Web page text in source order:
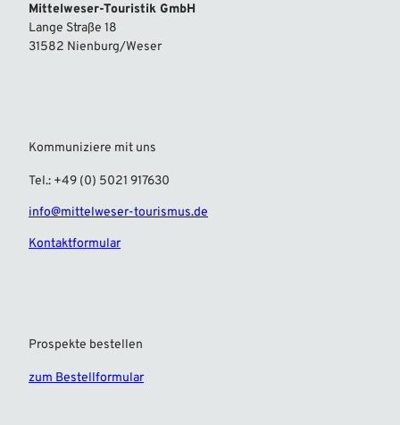
Mittelweser-Touristik GmbH
Lange Straße 18
31582 Nienburg/Weser
Kommuniziere mit uns
Tel.: +49 (0) 5021 917630
info@mittelweser-tourismus.de
Kontaktformular
Prospekte bestellen
zum Bestellformular